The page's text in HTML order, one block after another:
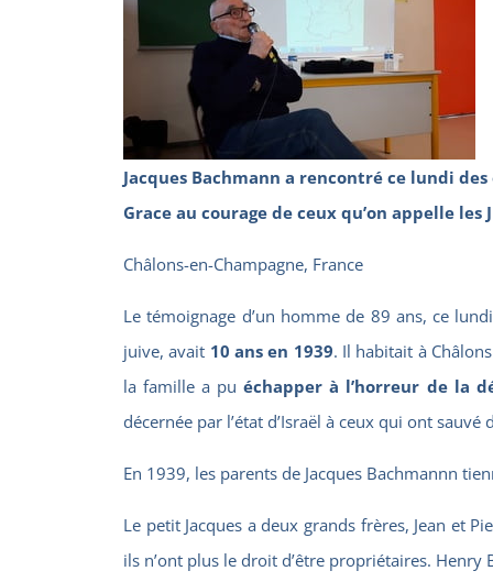
Jacques Bachmann a rencontré ce lundi
Grace au courage de ceux qu’on appelle
Châlons-en-Champagne, France
Le témoignage d’un homme de 89 ans, ce
juive, avait 10 ans en 1939. Il habitait à
la famille a puéchapper à l’horreur de la
décernée par l’état d’Israël à ceux qui ont
En 1939, les parents de Jacques Bachmannn
Le petit Jacques a deux grands frères, Jean et
ils n’ont plus le droit d’être propriétaires.